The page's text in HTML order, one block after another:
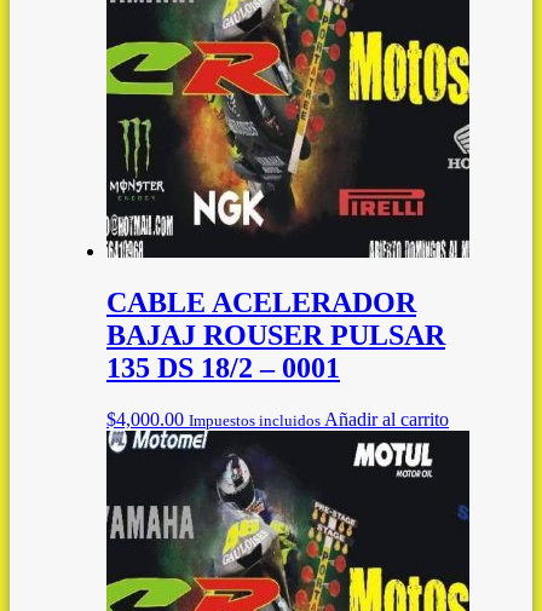
CABLE ACELERADOR
BAJAJ ROUSER PULSAR
135 DS 18/2 – 0001
$4,000.00 Impuestos incluidos Añadir al carrito